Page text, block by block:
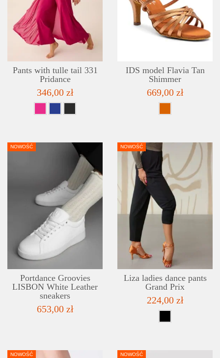
ADD TO WISHLIST
DETAILS
Pants with tulle tail 331
Pridance
346,00 zł
IDS model Flavia Tan
Shimmer
669,00 zł
NOWOŚĆ
ADD TO WISHLIST
DETAILS
Portdance Groovies
LISBON White Leather
sneakers
653,00 zł
NOWOŚĆ
Liza ladies dance pants
Grand Prix
224,00 zł
NOWOŚĆ NOWOŚĆ